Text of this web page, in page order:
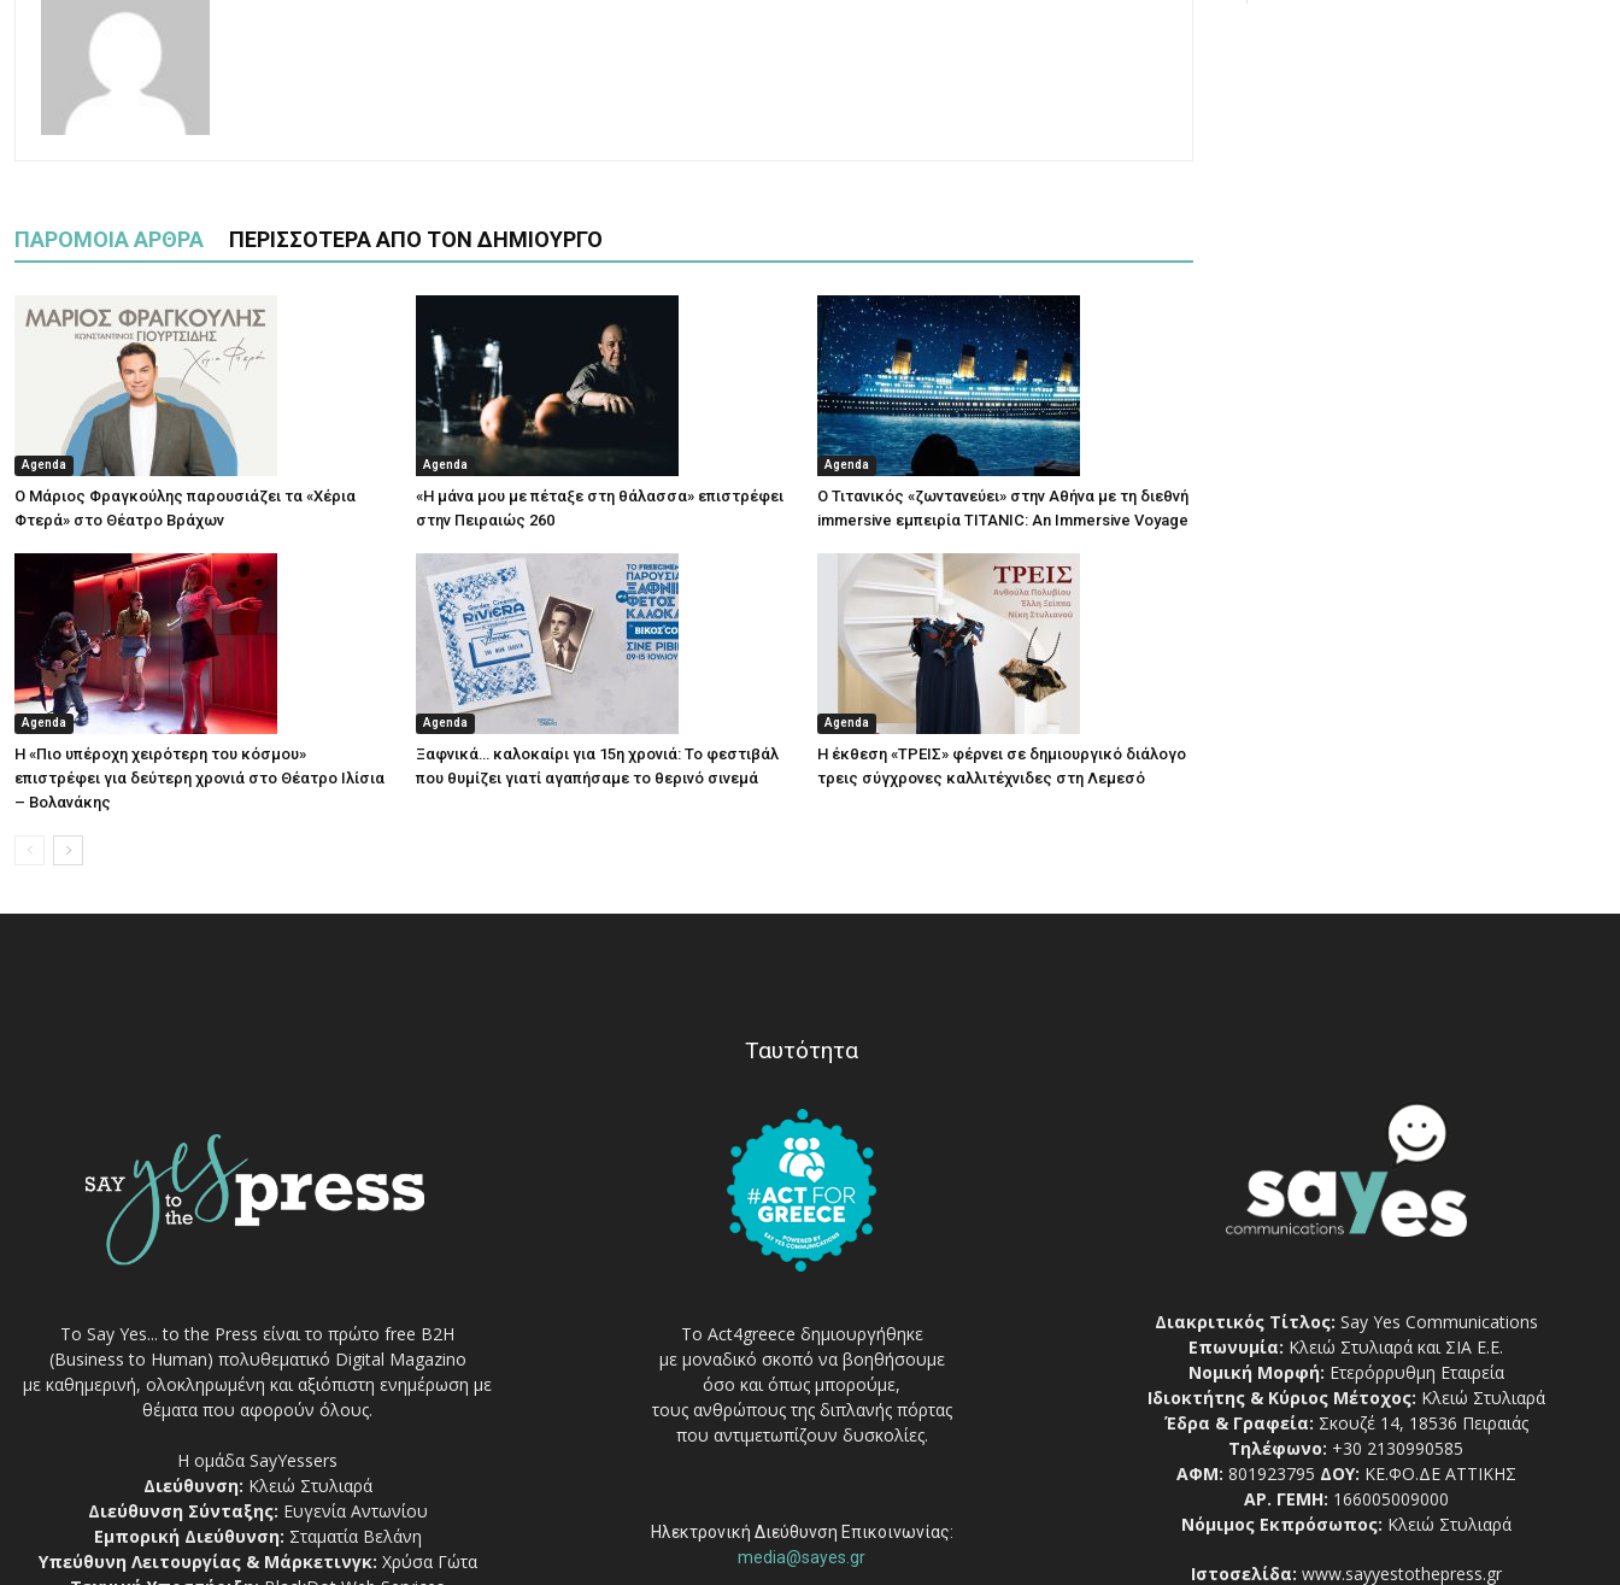
ΠΑΡΟΜΟΙΑ ΑΡΘΡΑ ΠΕΡΙΣΣΟΤΕΡΑ ΑΠΟ ΤΟΝ ΔΗΜΙΟΥΡΓΟ
Agenda
Ο Μάριος Φραγκούλης παρουσιάζει τα «Χέρια
Φτερά» στο Θέατρο Βράχων
Agenda
«Η μάνα μου με πέταξε στη θάλασσα» επιστρέφει
στην Πειραιώς 260
Agenda
Ο Τιτανικός «ζωντανεύει» στην Αθήνα με τη διεθνή
immersive εμπειρία TITANIC: An Immersive Voyage
Agenda
Η «Πιο υπέροχη χειρότερη του κόσμου»
επιστρέφει για δεύτερη χρονιά στο Θέατρο Ιλίσια
– Βολανάκης
Agenda
Ξαφνικά… καλοκαίρι για 15η χρονιά: Το φεστιβάλ
που θυμίζει γιατί αγαπήσαμε το θερινό σινεμά
Agenda
Η έκθεση «ΤΡΕΙΣ» φέρνει σε δημιουργικό διάλογο
τρεις σύγχρονες καλλιτέχνιδες στη Λεμεσό
Το Say Yes... to the Press είναι το πρώτο free Β2Η
(Business to Human) πολυθεματικό Digital Magazino
με καθημερινή, ολοκληρωμένη και αξιόπιστη ενημέρωση με
θέματα που αφορούν όλους.
Η ομάδα SayYessers
Διεύθυνση: Κλειώ Στυλιαρά
Διεύθυνση Σύνταξης: Ευγενία Αντωνίου
Εμπορική Διεύθυνση: Σταματία Βελάνη
Υπεύθυνη Λειτουργίας & Μάρκετινγκ: Χρύσα Γώτα
Ταυτότητα
Το Act4greece δημιουργήθηκε
με μοναδικό σκοπό να βοηθήσουμε
όσο και όπως μπορούμε,
τους ανθρώπους της διπλανής πόρτας
που αντιμετωπίζουν δυσκολίες.
Ηλεκτρονική Διεύθυνση Επικοινωνίας:
media@sayes.gr
Διακριτικός Τίτλος: Say Yes Communications
Επωνυμία: Κλειώ Στυλιαρά και ΣΙΑ Ε.Ε.
Νομική Μορφή: Ετερόρρυθμη Εταιρεία
Ιδιοκτήτης & Κύριος Μέτοχος: Κλειώ Στυλιαρά
Έδρα & Γραφεία: Σκουζέ 14, 18536 Πειραιάς
Τηλέφωνο: +30 2130990585
ΑΦΜ: 801923795 ΔΟΥ: ΚΕ.ΦΟ.ΔΕ ΑΤΤΙΚΗΣ
ΑΡ. ΓΕΜΗ: 166005009000
Νόμιμος Εκπρόσωπος: Κλειώ Στυλιαρά
Ιστοσελίδα: www.sayyestothepress.gr